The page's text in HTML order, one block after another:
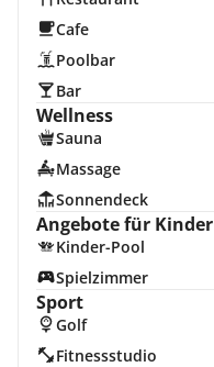
Cafe
Poolbar
Bar
Wellness
Sauna
Massage
Sonnendeck
Angebote für Kinder
Kinder-Pool
Spielzimmer
Sport
Golf
Fitnessstudio